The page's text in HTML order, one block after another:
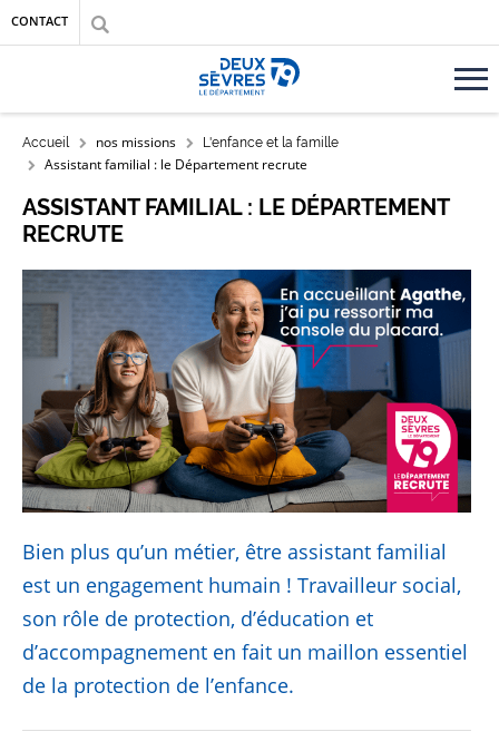
Aller au contenu principal
Aller au menu
Aller à la recherche
CONTACT
Accueil département des Deux-Sèvres
FIL D'ARIANE
Accueil nos missions L'enfance et la famille
Assistant familial : le Département recrute
ASSISTANT FAMILIAL : LE DÉPARTEMENT
RECRUTE
Bien plus qu’un métier, être assistant familial
est un engagement humain ! Travailleur social,
son rôle de protection, d’éducation et
d’accompagnement en fait un maillon essentiel
de la protection de l’enfance.